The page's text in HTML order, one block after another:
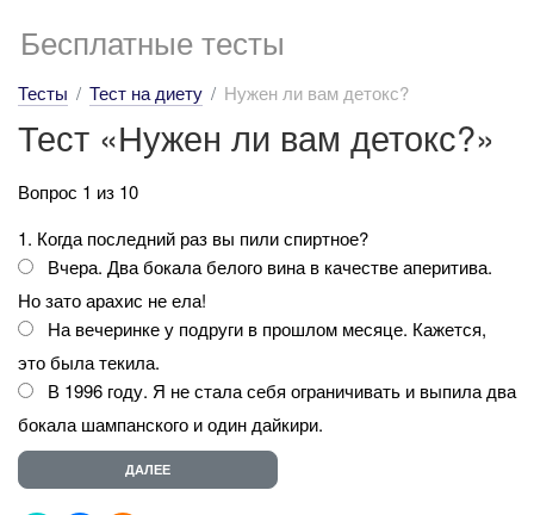
Бесплатные тесты
Тесты Тест на диету Нужен ли вам детокс?
Тест «Нужен ли вам детокс?»
Вопрос 1 из 10
1. Когда последний раз вы пили спиртное?
Вчера. Два бокала белого вина в качестве аперитива.
Но зато арахис не ела!
На вечеринке у подруги в прошлом месяце. Кажется,
это была текила.
В 1996 году. Я не стала себя ограничивать и выпила два
бокала шампанского и один дайкири.